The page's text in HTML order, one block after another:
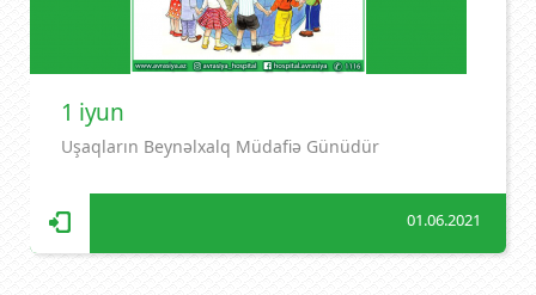
1 iyun
Uşaqların Beynəlxalq Müdafiə Günüdür
01.06.2021